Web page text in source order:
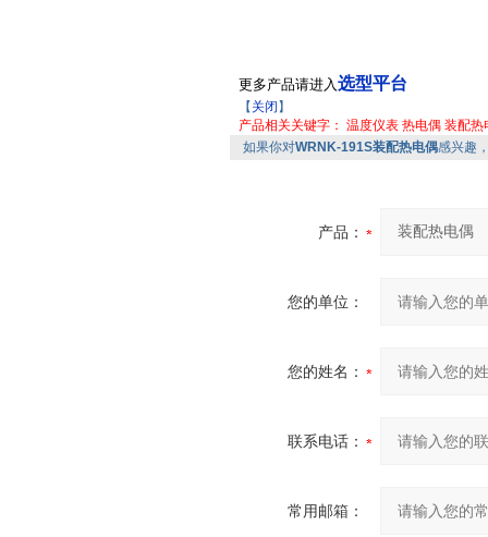
更多产品请进入选型平台
【 关闭 】
产品相关关键字： 温度仪表 热电偶 装配热
如果你对WRNK-191S装配热电偶感兴趣
产品：
您的单位：
您的姓名：
联系电话：
常用邮箱：